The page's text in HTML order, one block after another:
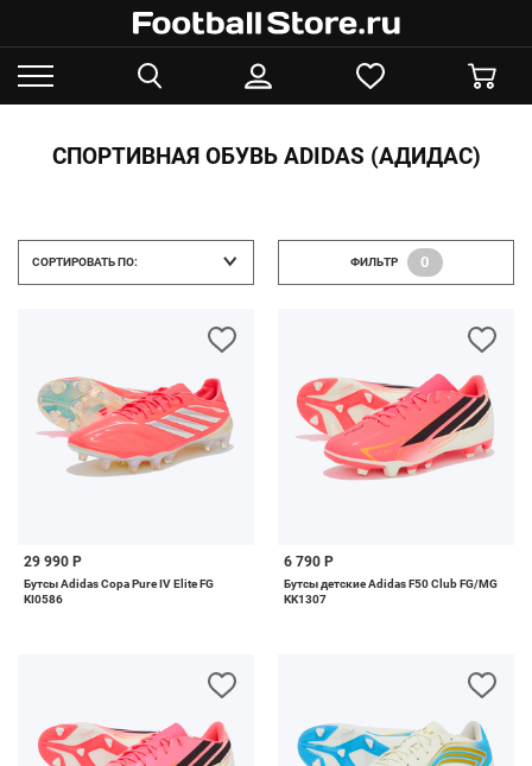
СПОРТИВНАЯ ОБУВЬ ADIDAS (АДИДАС)
СОРТИРОВАТЬ ПО: ФИЛЬТР 0
29 990 Р
Бутсы Adidas Copa Pure IV Elite FG
KI0586
6 790 Р
Бутсы детские Adidas F50 Club FG/MG
KK1307